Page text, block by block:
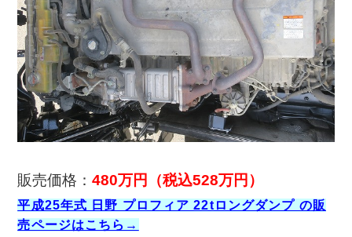
販売価格：480万円（税込528万円）
平成25年式 日野 プロフィア 22tロングダンプ の販
売ページはこちら→